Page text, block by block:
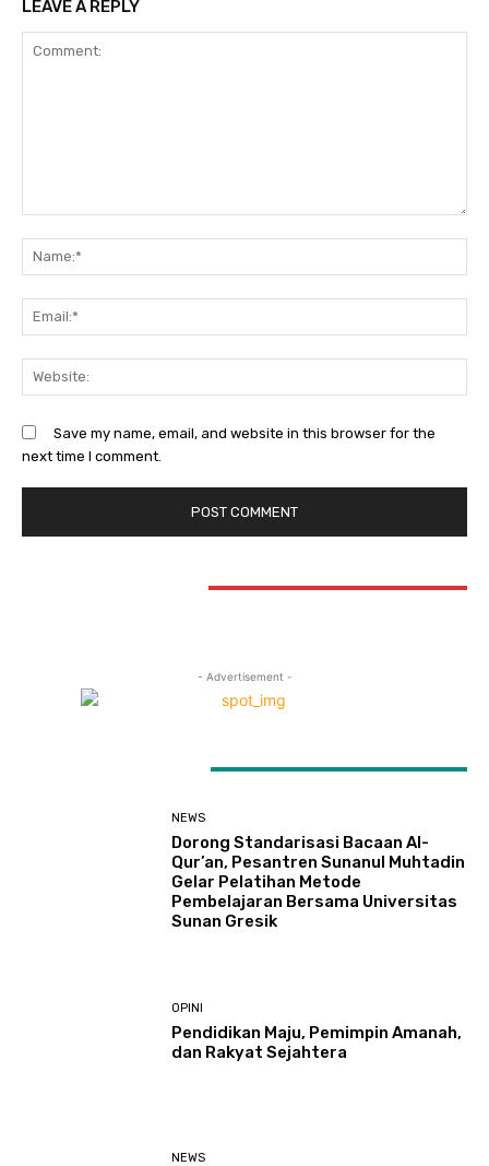
LEAVE A REPLY
Save my name, email, and website in this browser for the
next time I comment.
- Advertisement -
NEWS
Dorong Standarisasi Bacaan Al-
Qur’an, Pesantren Sunanul Muhtadin
Gelar Pelatihan Metode
Pembelajaran Bersama Universitas
Sunan Gresik
OPINI
Pendidikan Maju, Pemimpin Amanah,
dan Rakyat Sejahtera
NEWS